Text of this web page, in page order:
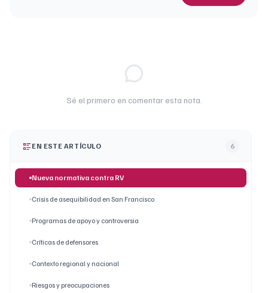
Sé el primero en comentar esta nota.
EN ESTE ARTÍCULO 6
Nueva normativa contra RV
Crisis de asequibilidad en San Francisco
Programas de apoyo y controversia
Críticas de defensores
Contexto regional y nacional
Riesgos y preocupaciones